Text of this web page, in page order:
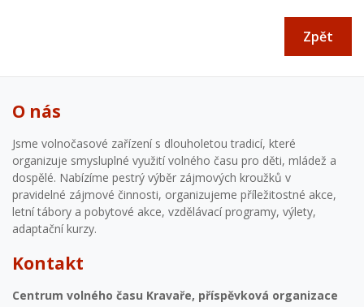
Zpět
O nás
Jsme volnočasové zařízení s dlouholetou tradicí, které
organizuje smysluplné využití volného času pro děti, mládež a
dospělé. Nabízíme pestrý výběr zájmových kroužků v
pravidelné zájmové činnosti, organizujeme příležitostné akce,
letní tábory a pobytové akce, vzdělávací programy, výlety,
adaptační kurzy.
Kontakt
Centrum volného času Kravaře, příspěvková organizace